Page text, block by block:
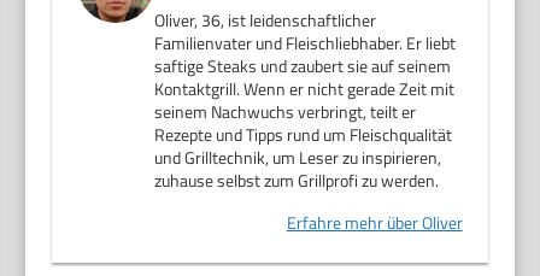
Oliver, 36, ist leidenschaftlicher
Familienvater und Fleischliebhaber. Er liebt
saftige Steaks und zaubert sie auf seinem
Kontaktgrill. Wenn er nicht gerade Zeit mit
seinem Nachwuchs verbringt, teilt er
Rezepte und Tipps rund um Fleischqualität
und Grilltechnik, um Leser zu inspirieren,
zuhause selbst zum Grillprofi zu werden.
Erfahre mehr über Oliver